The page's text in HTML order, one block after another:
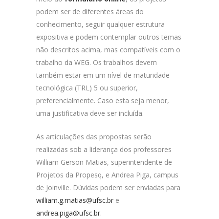
podem ser de diferentes áreas do
conhecimento, seguir qualquer estrutura
expositiva e podem contemplar outros temas
não descritos acima, mas compatíveis com o
trabalho da WEG. Os trabalhos devem
também estar em um nível de maturidade
tecnológica (TRL) 5 ou superior,
preferencialmente. Caso esta seja menor,
uma justificativa deve ser incluída.
As articulações das propostas serão
realizadas sob a liderança dos professores
William Gerson Matias, superintendente de
Projetos da Propesq, e Andrea Piga, campus
de Joinville. Dúvidas podem ser enviadas para
william.g.matias@ufsc.br e
andrea.piga@ufsc.br.